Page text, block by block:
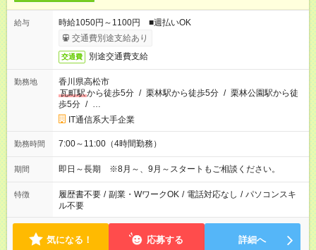
給与
時給1050円～1100円 ■週払いOK
交通費別途支給あり
交通費 別途交通費支給
勤務地
香川県高松市
瓦町駅から徒歩5分 / 栗林駅から徒歩5分 / 栗林公園駅から徒
歩5分 / …
IT通信系大手企業
勤務時間 7:00～11:00（4時間勤務）
期間 即日～長期 ※8月～、9月～スタートもご相談ください。
特徴 履歴書不要 / 副業・WワークOK / 電話対応なし / パソコンスキ
ル不要
気になる！ 応募する 詳細へ